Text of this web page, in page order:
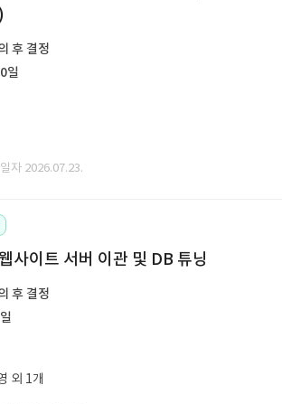
후 결정
일
자 2026.07.23.
사이트 서버 이관 및 DB 튜닝
후 결정
외 1개